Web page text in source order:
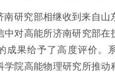
南研究部相继收到来自山
中对高能所济南研究部在
成果给予了高度评价。
学院高能物理研究所推动